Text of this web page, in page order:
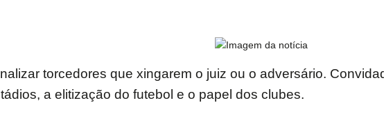
torcedores que xingarem o juiz ou o adversário.
a elitização do futebol e o papel dos clubes.